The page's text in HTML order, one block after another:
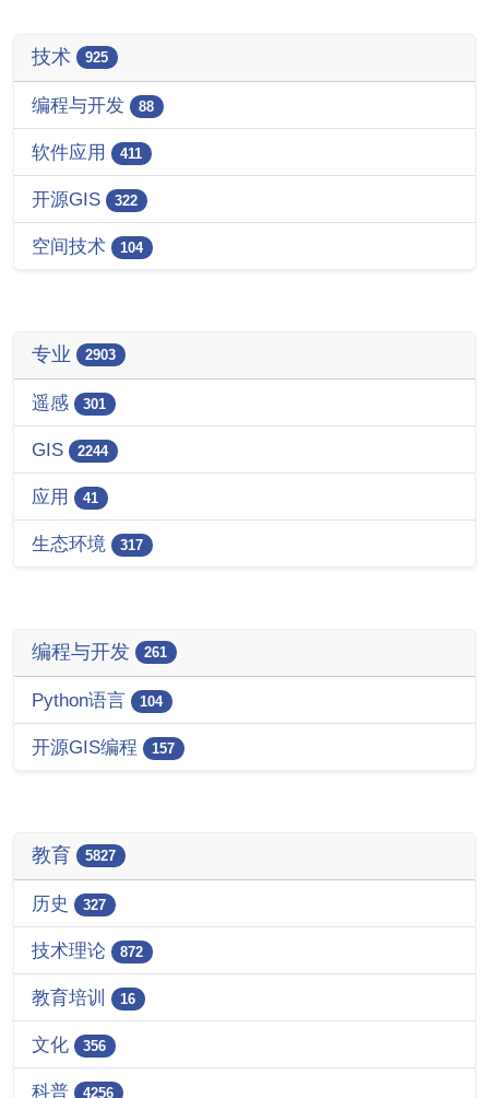
技术 925
编程与开发 88
软件应用 411
开源GIS 322
空间技术 104
专业 2903
遥感 301
GIS 2244
应用 41
生态环境 317
编程与开发 261
Python语言 104
开源GIS编程 157
教育 5827
历史 327
技术理论 872
教育培训 16
文化 356
科普 4256